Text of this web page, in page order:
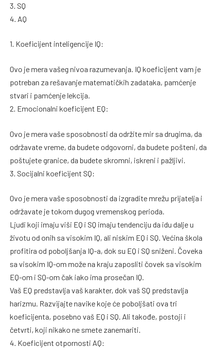
3. SQ
4. AQ
1. Koeficijent inteligencije IQ:
Ovo je mera vašeg nivoa razumevanja. IQ koeficijent vam je
potreban za rešavanje matematičkih zadataka, pamćenje
stvari i pamćenje lekcija.
2. Emocionalni koeficijent EQ:
Ovo je mera vaše sposobnosti da održite mir sa drugima, da
održavate vreme, da budete odgovorni, da budete pošteni, da
poštujete granice, da budete skromni, iskreni i pažljivi.
3. Socijalni koeficijent SQ:
Ovo je mera vaše sposobnosti da izgradite mrežu prijatelja i
održavate je tokom dugog vremenskog perioda.
Ljudi koji imaju viši EQ i SQ imaju tendenciju da idu dalje u
životu od onih sa visokim IQ, ali niskim EQ i SQ. Većina škola
profitira od poboljšanja IQ-a, dok su EQ i SQ sniženi. Čoveka
sa visokim IQ-om može na kraju zaposliti čovek sa visokim
EQ-om i SQ-om čak iako ima prosečan IQ.
Vaš EQ predstavlja vaš karakter, dok vaš SQ predstavlja
harizmu. Razvijajte navike koje će poboljšati ova tri
koeficijenta, posebno vaš EQ i SQ. Ali takođe, postoji i
četvrti, koji nikako ne smete zanemariti.
4. Koeficijent otpornosti AQ: